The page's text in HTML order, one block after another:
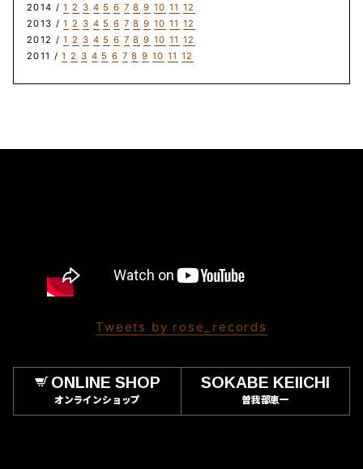
2014 /1 2 3 4 5 6 7 8 9 10 11 12
2013 /1 2 3 4 5 6 7 8 9 10 11 12
2012 /1 2 3 4 5 6 7 8 9 10 11 12
2011 /1 2 3 4 5 6 7 8 9 10 11 12
Tweets by rose_records
ONLINE SHOP
オンラインショップ
SOKABE KEIICHI
曽我部恵一